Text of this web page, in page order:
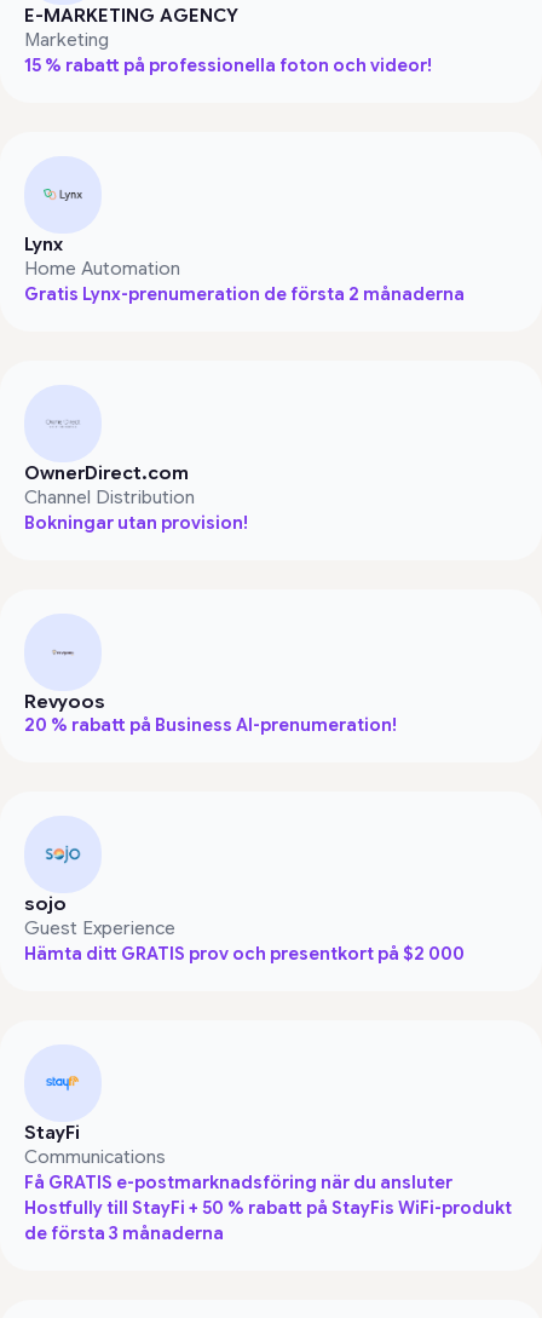
E-MARKETING AGENCY
Marketing
15 % rabatt på professionella foton och videor!
Lynx
Home Automation
Gratis Lynx-prenumeration de första 2 månaderna
OwnerDirect.com
Channel Distribution
Bokningar utan provision!
Revyoos
20 % rabatt på Business AI-prenumeration!
sojo
Guest Experience
Hämta ditt GRATIS prov och presentkort på $2 000
StayFi
Communications
Få GRATIS e-postmarknadsföring när du ansluter
Hostfully till StayFi + 50 % rabatt på StayFis WiFi-produkt
de första 3 månaderna